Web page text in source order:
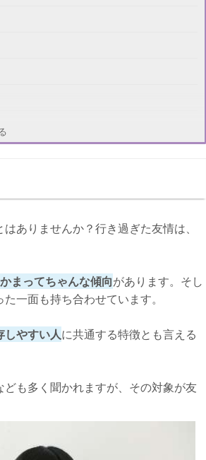
ありませんか？行き過ぎた友情は、
かまってちゃんな傾向があります。そし
一面も持ち合わせています。
しやすい人に共通する特徴とも言える
も多く聞かれますが、その対象が友